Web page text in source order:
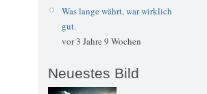
Was lange währt, war wirklich
gut.
vor 3 Jahre 9 Wochen
Neuestes Bild